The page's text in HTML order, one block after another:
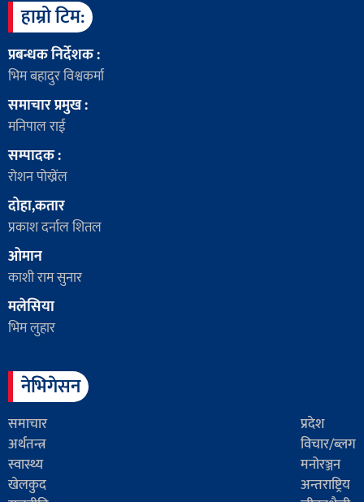
हाम्रो टिम:
प्रबन्धक निर्देशक :
भिम बहादुर विश्वकर्मा
समाचार प्रमुख :
मनिपाल राई
सम्पादक :
रोशन पोख्रेंल
दोहा,कतार
प्रकाश दर्नाल शितल
ओमान
काशी राम सुनार
मलेसिया
भिम लुहार
नेभिगेसन
समाचार
प्रदेश
अर्थतन्त्र
विचार/ब्लग
स्वास्थ्य
मनोरञ्जन
खेलकुद
अन्तराष्ट्रिय